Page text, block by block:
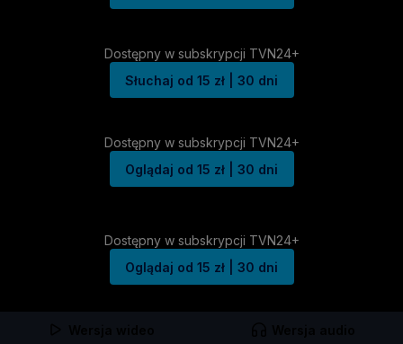
Dostępny w subskrypcji TVN24+
Słuchaj od 15 zł | 30 dni
Dostępny w subskrypcji TVN24+
Oglądaj od 15 zł | 30 dni
Dostępny w subskrypcji TVN24+
Oglądaj od 15 zł | 30 dni